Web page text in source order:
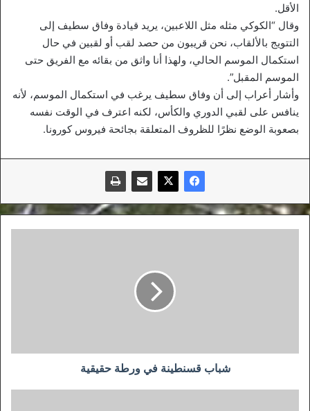
الأقل.
وقال “الكوكي مثله مثل اللاعبين، يريد قيادة وفاق سطيف إلى
التتويج بالألقاب، نحن قريبون من حصد لقب أو لقبين في حال
استكمال الموسم الحالي، ولهذا أنا واثق من بقائه مع الفريق حتى
الموسم المقبل”.
وأشار أعراب إلى أن وفاق سطيف يرغب في استكمال الموسم، لأنه
ينافس على لقبي الدوري والكأس، لكنه اعترف في الوقت نفسه
بصعوبة الوضع نظرًا للظروف المتعلقة بجائحة فيروس كورونا.
شباب قسنطينة في ورطة حقيقية